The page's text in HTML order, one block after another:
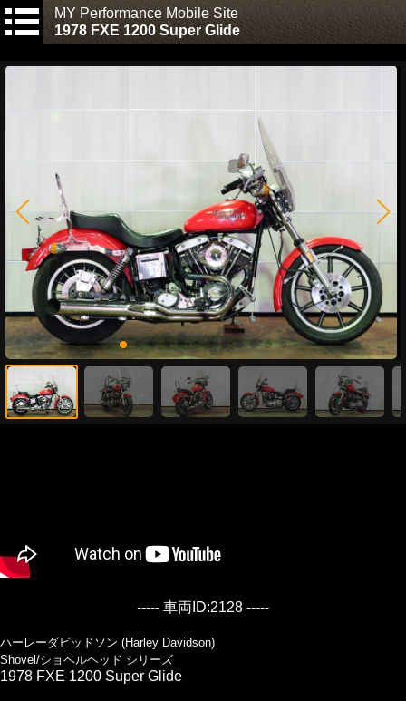
MY Performance Mobile Site
1978 FXE 1200 Super Glide
----- 車両ID:2128 -----
ハーレーダビッドソン (Harley Davidson)
Shovel/ショベルヘッド シリーズ
1978 FXE 1200 Super Glide